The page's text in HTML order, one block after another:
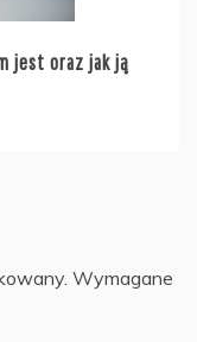
jest oraz jak ją
Wymagane